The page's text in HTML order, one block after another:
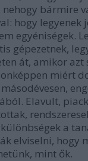
nehogy bármire
hogy legyenek
egyéniségek.
gépezetnek,
át, amikor azt
miért
Elavult,
a
elviselni, hogy
mint ők.